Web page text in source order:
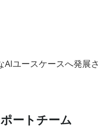
ユースケースへ発展さ
ートチーム